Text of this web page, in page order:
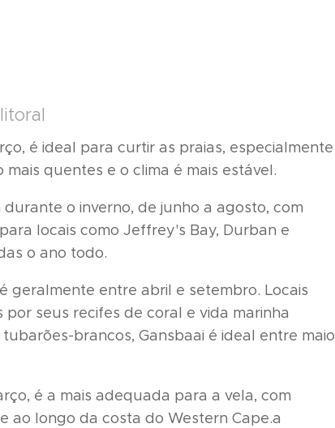
é ideal para curtir as praias, especialmente
quentes e o clima é mais estável.
o inverno, de junho a agosto, com
locais como Jeffrey's Bay, Durban e
o ano todo.
geralmente entre abril e setembro. Locais
seus recifes de coral e vida marinha
brancos, Gansbaai é ideal entre maio
é a mais adequada para a vela, com
ao longo da costa do Western Cape.a